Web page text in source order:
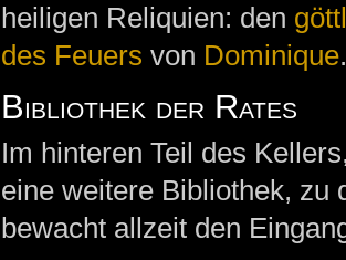
heiligen Reliquien: den
des Feuers von Dominique.
Bibliothek der Rates
Im hinteren Teil des
eine weitere Bibliothek,
bewacht allzeit den